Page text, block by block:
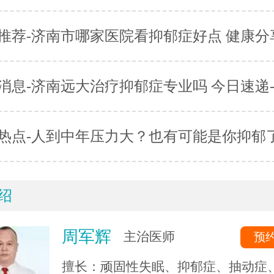
荐-济南市哪家医院看抑郁症好点 健康分
息-济南远大治疗抑郁症专业吗 今日速递
点-人到中年压力大？也有可能是你抑郁了！
周军辉 主治医师
擅长：顽固性失眠、抑郁症、抽动症
预